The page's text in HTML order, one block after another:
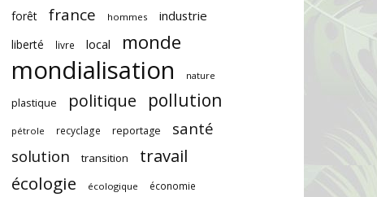
forêt france hommes industrie
liberté livre local monde
mondialisation nature
plastique politique pollution
pétrole recyclage reportage
santé
solution
transition
travail
écologie
écologique économie